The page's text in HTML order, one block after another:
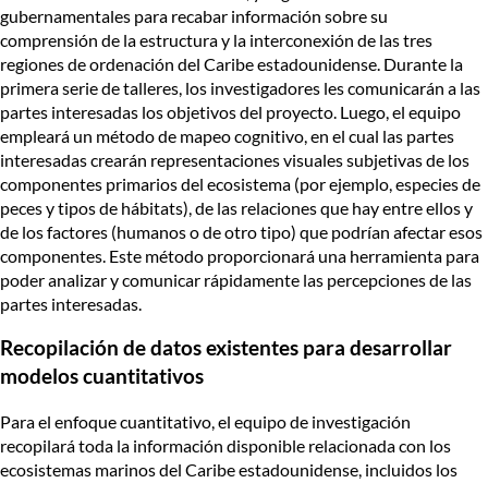
gubernamentales para recabar información sobre su
comprensión de la estructura y la interconexión de las tres
regiones de ordenación del Caribe estadounidense. Durante la
primera serie de talleres, los investigadores les comunicarán a las
partes interesadas los objetivos del proyecto. Luego, el equipo
empleará un método de mapeo cognitivo, en el cual las partes
interesadas crearán representaciones visuales subjetivas de los
componentes primarios del ecosistema (por ejemplo, especies de
peces y tipos de hábitats), de las relaciones que hay entre ellos y
de los factores (humanos o de otro tipo) que podrían afectar esos
componentes. Este método proporcionará una herramienta para
poder analizar y comunicar rápidamente las percepciones de las
partes interesadas.
Recopilación de datos existentes para desarrollar
modelos cuantitativos
Para el enfoque cuantitativo, el equipo de investigación
recopilará toda la información disponible relacionada con los
ecosistemas marinos del Caribe estadounidense, incluidos los